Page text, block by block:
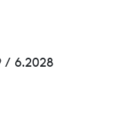
/ 6.2028